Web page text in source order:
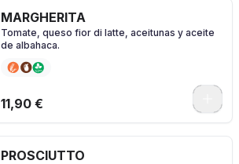
MARGHERITA
Tomate, queso fior di latte, aceitunas y aceite
de albahaca.
11,90 €
PROSCIUTTO